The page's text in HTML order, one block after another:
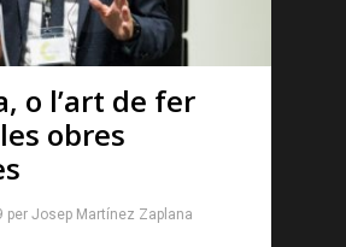
o l’art de fer
obres
per Josep Martínez Zaplana